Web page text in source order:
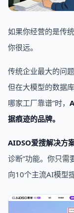
如果你经营的是传
你很远。
传统企业最大的问
但在大模型的数据
哪家工厂靠谱”时，
据痕迹的品牌。
AIDSO爱搜解决方案
诊断”功能。你只需
向10个主流AI模型